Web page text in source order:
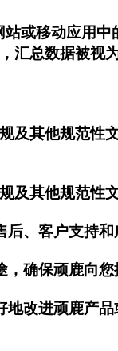
或移动应用
汇总数据被视
其他规范性
其他规范性
、客户支持和
确保顽鹿向您
改进顽鹿产品